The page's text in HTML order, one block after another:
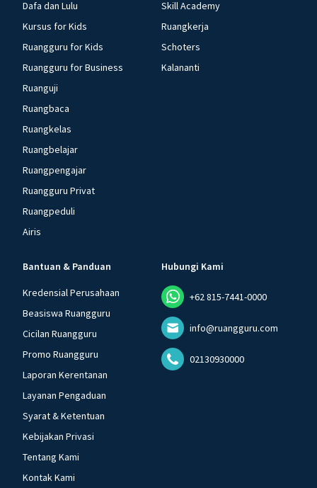
Dafa dan Lulu
Kursus for Kids
Ruangguru for Kids
Ruangguru for Business
Ruanguji
Ruangbaca
Ruangkelas
Ruangbelajar
Ruangpengajar
Ruangguru Privat
Ruangpeduli
Airis
Skill Academy
Ruangkerja
Schoters
Kalananti
Bantuan & Panduan
Kredensial Perusahaan
Beasiswa Ruangguru
Cicilan Ruangguru
Promo Ruangguru
Laporan Kerentanan
Layanan Pengaduan
Syarat & Ketentuan
Kebijakan Privasi
Tentang Kami
Kontak Kami
Hubungi Kami
+62 815-7441-0000
info@ruangguru.com
02130930000